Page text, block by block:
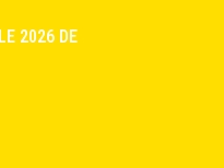
2026 DE